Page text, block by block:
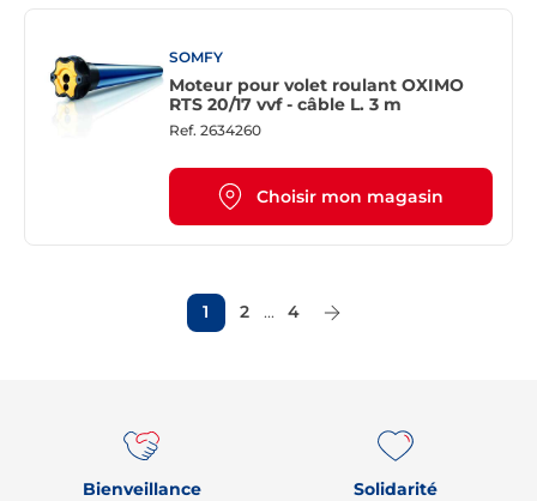
SOMFY
Moteur pour volet roulant OXIMO
RTS 20/17 vvf - câble L. 3 m
Ref. 2634260
Choisir mon magasin
1 2 ... 4
Bienveillance
Solidarité